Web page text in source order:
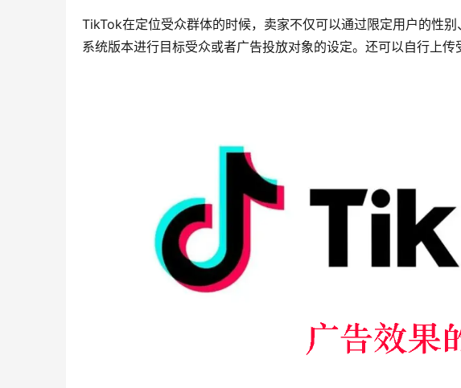
TikTok在定位受众群体的时候，卖家不仅可以通过限定用户的性
系统版本进行目标受众或者广告投放对象的设定。还可以自行上传